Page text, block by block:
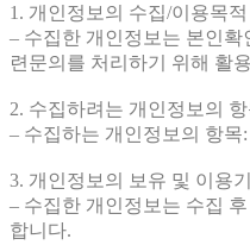
1. 개인정보의 수집/이용목적
– 수집한 개인정보는 본인
련문의를 처리하기 위해 활
2. 수집하려는 개인정보의
– 수집하는 개인정보의 항목
3. 개인정보의 보유 및 이용
– 수집한 개인정보는 수집
합니다.